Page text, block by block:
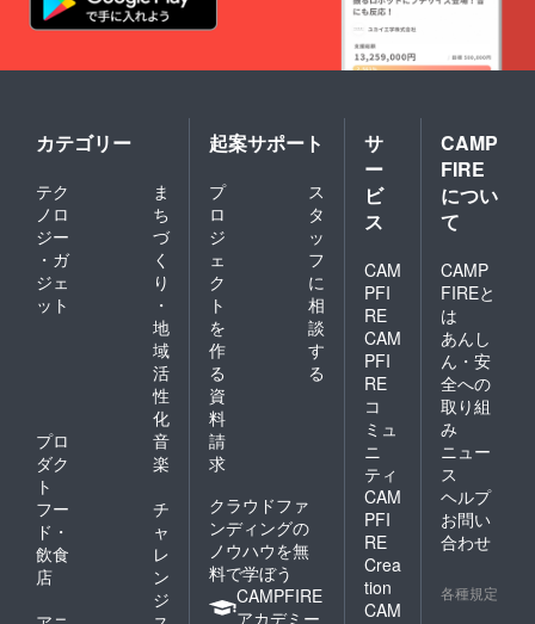
カテゴリー
テク
ノロ
ジー
・ガ
ジェ
ット
ま
ち
づ
く
り
・
地
域
活
性
化
プロ
ダク
ト
音
楽
フー
ド・
飲食
店
チ
ャ
レ
ン
ジ
起案サポート
プ
ロ
ジ
ェ
ク
ト
を
作
る
ス
タ
ッ
フ
に
相
談
す
る
資
料
請
求
クラウドファ
ンディングの
ノウハウを無
料で学ぼう
CAMPFIRE
アカデミー
サ
ー
ビ
ス
CAM
PFI
RE
CAM
PFI
RE
コ
ミュ
ニ
ティ
CAM
PFI
RE
Crea
tion
CAM
CAMP
FIRE
につい
て
CAMP
FIREと
は
あんし
ん・安
全への
取り組
み
ニュー
ス
ヘルプ
お問い
合わせ
各種規定